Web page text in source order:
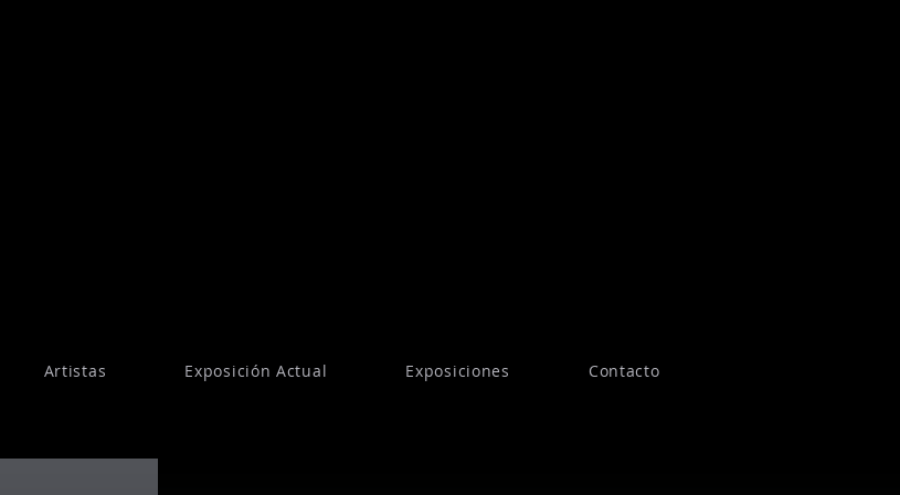
Artistas Exposición Actual Exposiciones Contacto